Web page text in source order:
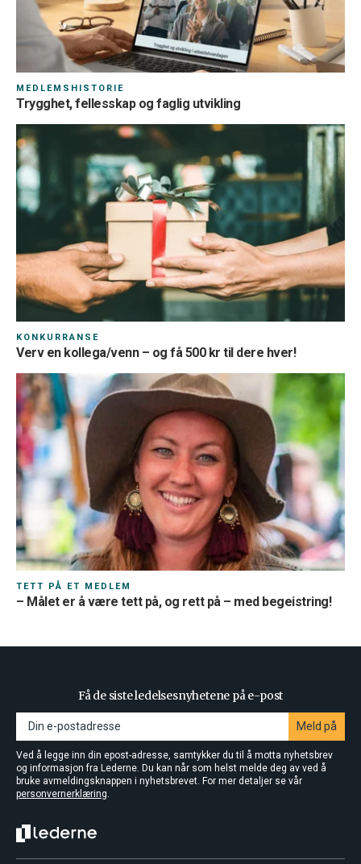
MEDLEMSHISTORIE
Trygghet, fellesskap og faglig utvikling
KONKURRANSE
Verv en kollega/venn – og få 500 kr til dere hver!
TETT PÅ ET MEDLEM
– Målet er å være tett på, og rett på – med begeistring!
Få de siste ledelsesnyhetene på e-post
Meld på
Ved å legge inn din epost-adresse, samtykker du til å motta nyhetsbrev
og informasjon fra Lederne. Du kan når som helst melde deg av ved å
bruke avmeldingsknappen i nyhetsbrevet. For mer detaljer se vår
personvernerklæring.